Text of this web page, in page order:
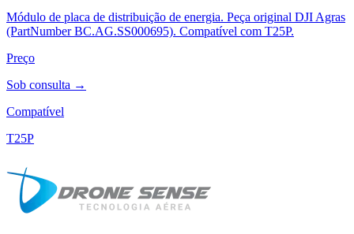
Módulo de placa de distribuição de energia. Peça original DJI Agras
(PartNumber BC.AG.SS000695). Compatível com T25P.
Preço
Sob consulta →
Compatível
T25P